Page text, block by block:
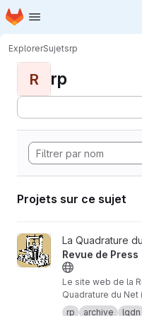
Passer au contenu principal
Page d'accueil
ExplorerSujetsrp
R rp
Projets sur ce sujet
Afficher le projet Revue
La Quadrature
Revue de Press
Le site web de la
Quadrature du Net
rp
archive lqdn